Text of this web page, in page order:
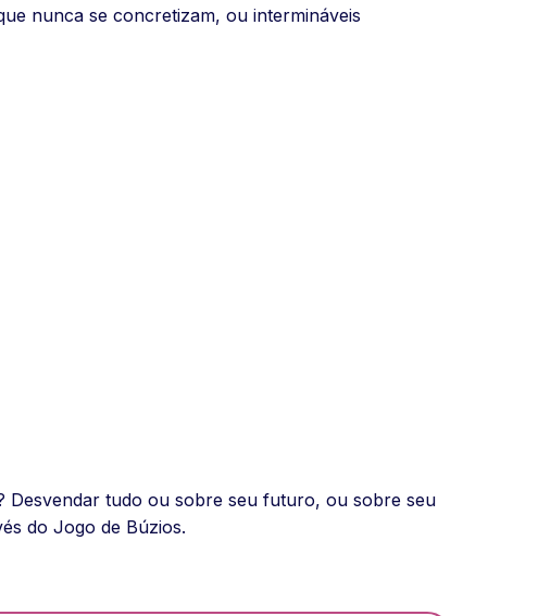
nunca se concretizam, ou intermináveis
Desvendar tudo ou sobre seu futuro, ou sobre seu
do Jogo de Búzios.